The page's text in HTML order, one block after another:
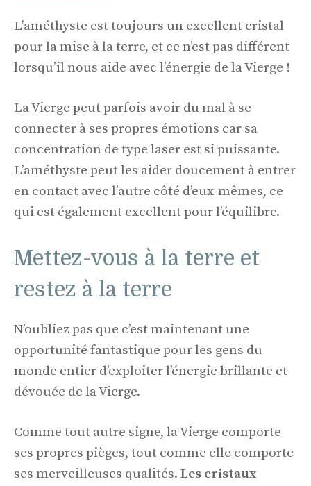
L’améthyste est toujours un excellent cristal
pour la mise à la terre, et ce n’est pas différent
lorsqu’il nous aide avec l’énergie de la Vierge !
La Vierge peut parfois avoir du mal à se
connecter à ses propres émotions car sa
concentration de type laser est si puissante.
L’améthyste peut les aider doucement à entrer
en contact avec l’autre côté d’eux-mêmes, ce
qui est également excellent pour l’équilibre.
Mettez-vous à la terre et
restez à la terre
N’oubliez pas que c’est maintenant une
opportunité fantastique pour les gens du
monde entier d’exploiter l’énergie brillante et
dévouée de la Vierge.
Comme tout autre signe, la Vierge comporte
ses propres pièges, tout comme elle comporte
ses merveilleuses qualités. Les cristaux